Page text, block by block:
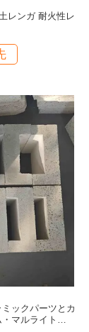
レンガ 耐火性レ
ックパーツとカ
マルライト耐火